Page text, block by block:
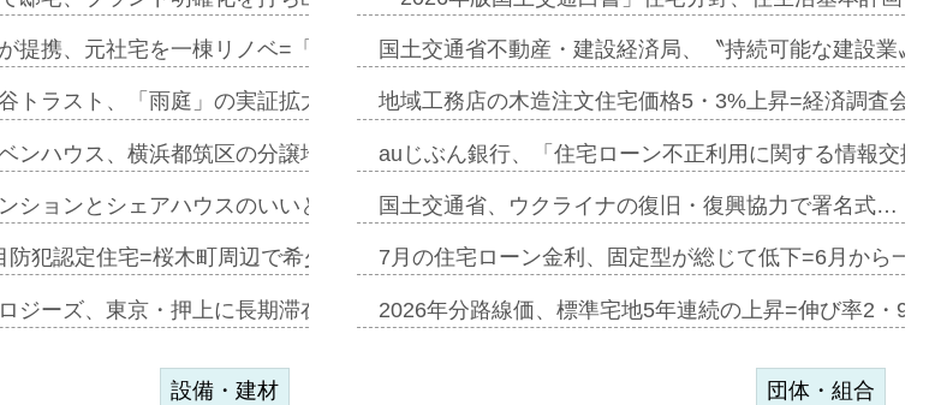
提携、元社宅を一棟リノベ=「職住遊」融合型の賃…
トラスト、「雨庭」の実証拡大へ=ガーデンカフェ…
ンハウス、横浜都筑区の分譲地開発で初協業=お互…
ションとシェアハウスのいいとこどりのコリビング…
防犯認定住宅=桜木町周辺で希少価値のある2階建…
ジーズ、東京・押上に長期滞在型ホテル第1弾が開…
国土交通省不動産・建設経済局、〝持続可能な建設業〟
地域工務店の木造注文住宅価格5・3%上昇=経済調査会
auじぶん銀行、「住宅ローン不正利用に関する情報交換
国土交通省、ウクライナの復旧・復興協力で署名式…
7月の住宅ローン金利、固定型が総じて低下=6月から一
2026年分路線価、標準宅地5年連続の上昇=伸び率2・
設備・建材 団体・組合